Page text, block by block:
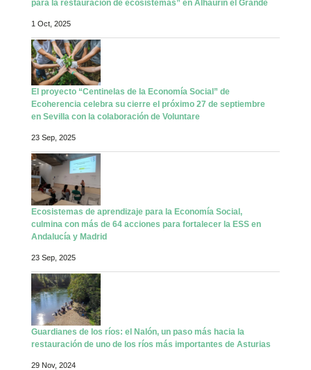
para la restauración de ecosistemas” en Alhaurín el Grande
1 Oct, 2025
El proyecto “Centinelas de la Economía Social” de
Ecoherencia celebra su cierre el próximo 27 de septiembre
en Sevilla con la colaboración de Voluntare
23 Sep, 2025
Ecosistemas de aprendizaje para la Economía Social,
culmina con más de 64 acciones para fortalecer la ESS en
Andalucía y Madrid
23 Sep, 2025
Guardianes de los ríos: el Nalón, un paso más hacia la
restauración de uno de los ríos más importantes de Asturias
29 Nov, 2024